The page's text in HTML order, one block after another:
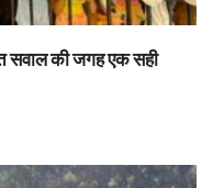
सवाल की जगह एक सही